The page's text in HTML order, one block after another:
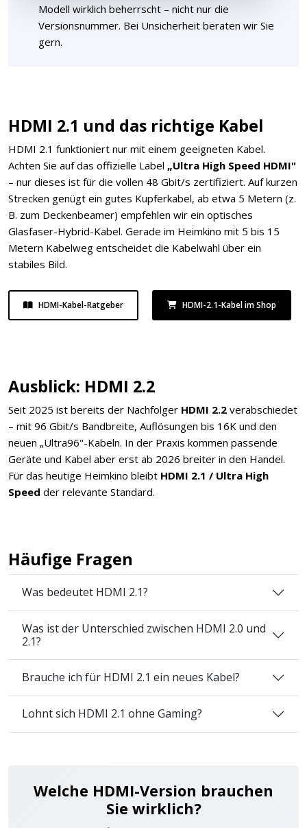
Modell wirklich beherrscht – nicht nur die
Versionsnummer. Bei Unsicherheit beraten wir Sie
gern.
HDMI 2.1 und das richtige Kabel
HDMI 2.1 funktioniert nur mit einem geeigneten Kabel.
Achten Sie auf das offizielle Label „Ultra High Speed HDMI"
– nur dieses ist für die vollen 48 Gbit/s zertifiziert. Auf kurzen
Strecken genügt ein gutes Kupferkabel, ab etwa 5 Metern (z.
B. zum Deckenbeamer) empfehlen wir ein optisches
Glasfaser-Hybrid-Kabel. Gerade im Heimkino mit 5 bis 15
Metern Kabelweg entscheidet die Kabelwahl über ein
stabiles Bild.
HDMI-Kabel-Ratgeber HDMI-2.1-Kabel im Shop
Ausblick: HDMI 2.2
Seit 2025 ist bereits der Nachfolger HDMI 2.2 verabschiedet
– mit 96 Gbit/s Bandbreite, Auflösungen bis 16K und den
neuen „Ultra96"-Kabeln. In der Praxis kommen passende
Geräte und Kabel aber erst ab 2026 breiter in den Handel.
Für das heutige Heimkino bleibt HDMI 2.1 / Ultra High
Speed der relevante Standard.
Häufige Fragen
Was bedeutet HDMI 2.1?
Was ist der Unterschied zwischen HDMI 2.0 und
2.1?
Brauche ich für HDMI 2.1 ein neues Kabel?
Lohnt sich HDMI 2.1 ohne Gaming?
Welche HDMI-Version brauchen
Sie wirklich?